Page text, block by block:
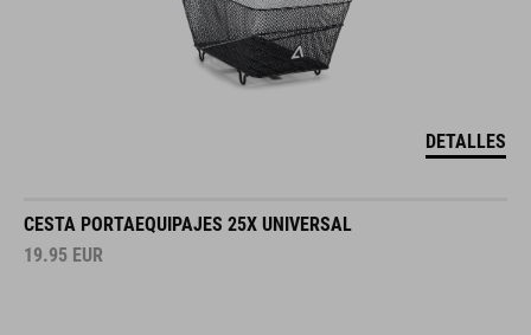
DETALLES
CESTA PORTAEQUIPAJES 25X UNIVERSAL
19.95 EUR